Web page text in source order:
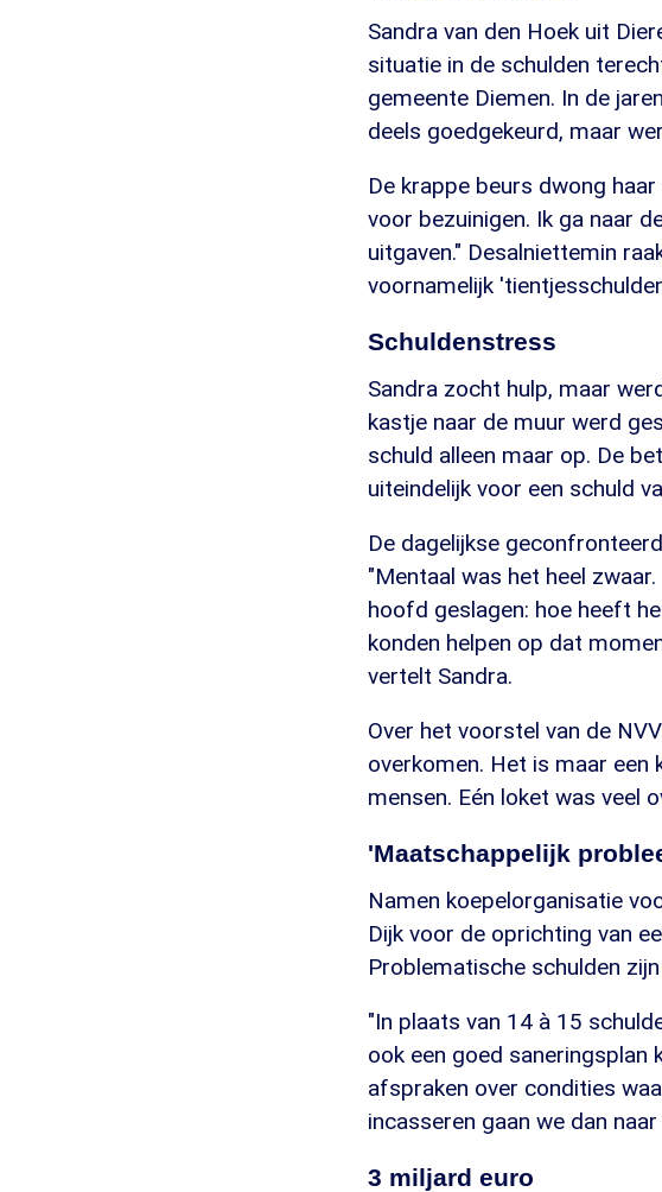
Sandra van den Hoek uit
situatie in de schulden
gemeente Diemen. In de
deels goedgekeurd, maar
De krappe beurs dwong
voor bezuinigen. Ik ga naar
uitgaven." Desalniettemin
voornamelijk
Schuldenstress
Sandra zocht hulp, maar
kastje naar de muur werd
schuld alleen maar op. De
uiteindelijk voor een schuld
De dagelijkse
"Mentaal was het heel
hoofd geslagen: hoe heeft
konden helpen op dat
vertelt Sandra.
Over het voorstel van de
overkomen. Het is maar een
mensen. Eén loket was veel
'Maatschappelijk
Namen koepelorganisatie
Dijk voor de oprichting van
Problematische schulden
"In plaats van 14 à 15
ook een goed saneringsplan
afspraken over condities
incasseren gaan we dan
3 miljard euro